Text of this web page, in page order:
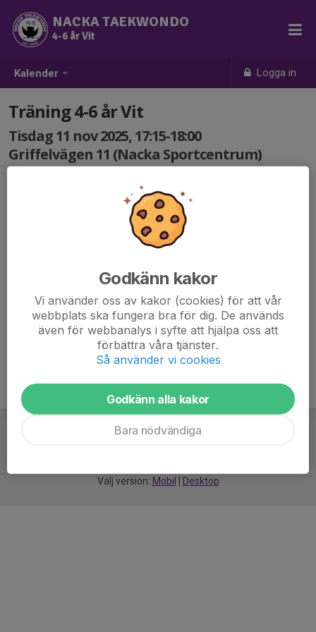
Kalender Logga in
NACKA TAEKWONDO
4-6 år Vit
Träning 4-6 år Vit
Tisdag 11 nov 2025, 17:15-18:00
Griffelvägen 11 (Nacka Sportcentrum)
Välj version: Mobil Desktop
Godkänn kakor
Vi använder oss av kakor (cookies) för att vår
webbplats ska fungera bra för dig. De används
även för webbanalys i syfte att hjälpa oss att
förbättra våra tjänster.
Så använder vi cookies
Godkänn alla kakor
Bara nödvändiga